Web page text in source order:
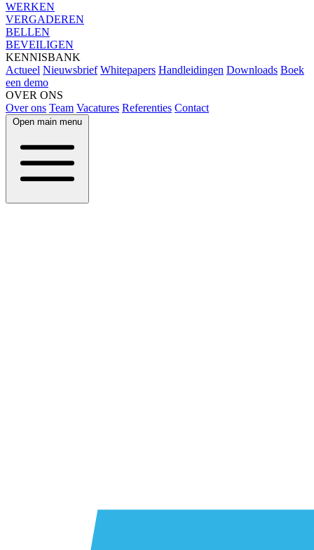
WERKEN
VERGADEREN
BELLEN
BEVEILIGEN
KENNISBANK
Actueel Nieuwsbrief Whitepapers Handleidingen Downloads Boek
een demo
OVER ONS
Over ons Team Vacatures Referenties Contact
Open main menu